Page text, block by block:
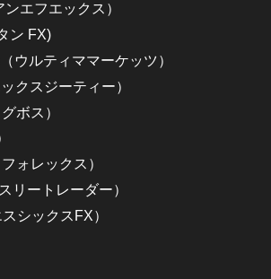
エフエックス）
ン FX)
ウルティママーケッツ）
クスジーティー）
ボス）
ォレックス）
リートレーダー）
シックスFX）